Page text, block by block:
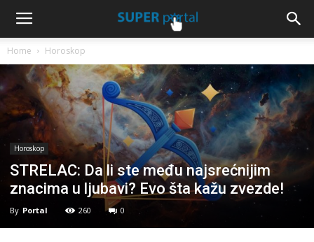
Home Horoskop
Horoskop
STRELAC: Da li ste među najsrećnijim
znacima u ljubavi? Evo šta kažu zvezde!
By Portal 260 0